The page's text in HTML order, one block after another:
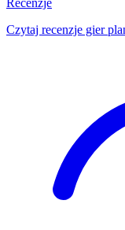
Recenzje
Czytaj recenzje gier